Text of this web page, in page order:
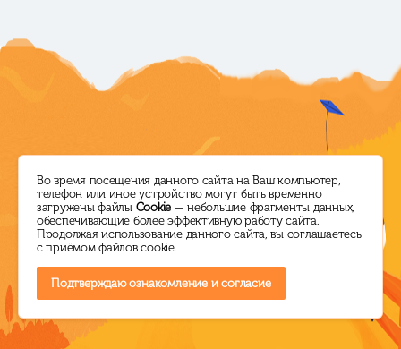
Режим работы
ПН-ПТ: с 10.00 до 18.00
СБ: выходной
ВС: с 10.00 до 16.00
Директор ЦБС
+7 (38464) 5-14-60
ksl.lib@mail.ru
Во время посещения данного сайта на Ваш компьютер,
телефон или иное устройство могут быть временно
загружены файлы Cookie — небольшие фрагменты данных,
обеспечивающие более эффективную работу сайта.
Продолжая использование данного сайта, вы соглашаетесь
с приёмом файлов cookie.
Подтверждаю ознакомление и согласие